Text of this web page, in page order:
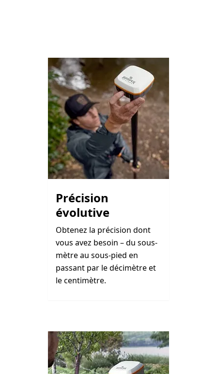
Précision
évolutive
Obtenez la précision dont
vous avez besoin – du sous-
mètre au sous-pied en
passant par le décimètre et
le centimètre.